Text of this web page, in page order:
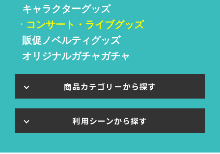
キャラクターグッズ
コンサート・ライブグッズ
販促ノベルティグッズ
オリジナルガチャガチャ
商品カテゴリーから探す
利用シーンから探す